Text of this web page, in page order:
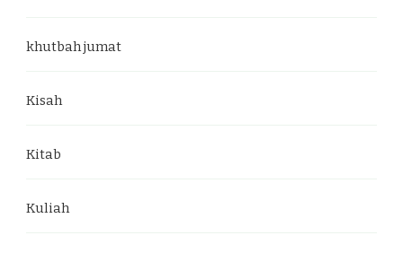
khutbah jumat
Kisah
Kitab
Kuliah